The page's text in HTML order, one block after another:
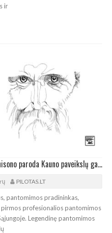
ir
JUDESYS IR ŽENKLAS: Modrio Tenisono paroda Kauno paveikslų galerijoje
PILOTAS.LT
pantomimos pradininkas,
profesionalios pantomimos
Legendinę pantomimos